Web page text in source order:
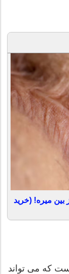
با این روش در 3 هفته از بین میره! (خرید
که می تواند